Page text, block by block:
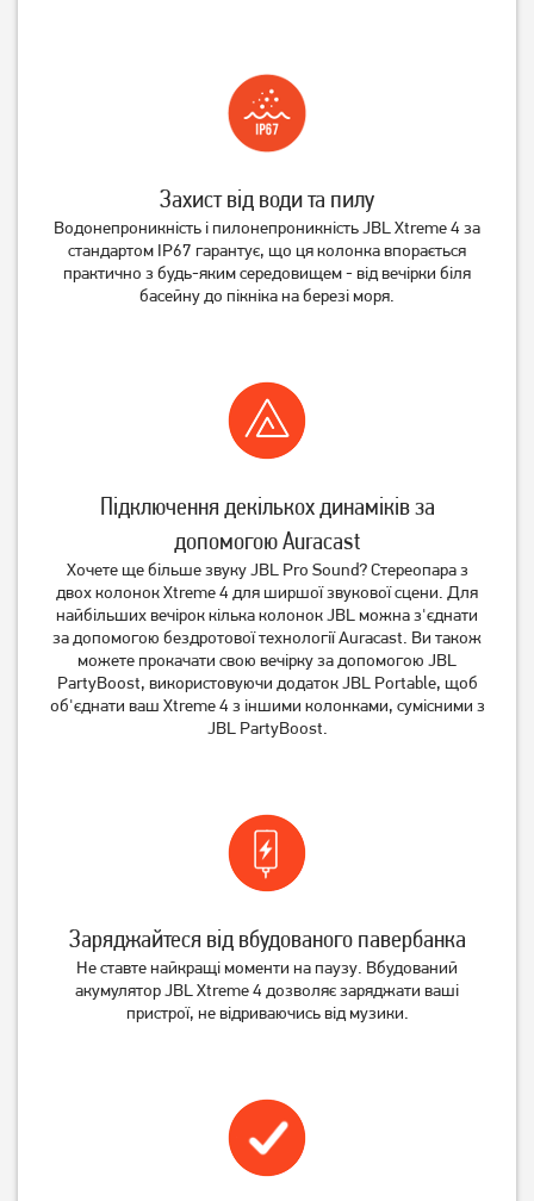
Захист від води та пилу
Водонепроникність і пилонепроникність JBL Xtreme 4 за
стандартом IP67 гарантує, що ця колонка впорається
практично з будь-яким середовищем - від вечірки біля
басейну до пікніка на березі моря.
Підключення декількох динаміків за
допомогою Auracast
Хочете ще більше звуку JBL Pro Sound? Стереопара з
двох колонок Xtreme 4 для ширшої звукової сцени. Для
найбільших вечірок кілька колонок JBL можна з'єднати
за допомогою бездротової технології Auracast. Ви також
можете прокачати свою вечірку за допомогою JBL
PartyBoost, використовуючи додаток JBL Portable, щоб
об'єднати ваш Xtreme 4 з іншими колонками, сумісними з
JBL PartyBoost.
Заряджайтеся від вбудованого павербанка
Не ставте найкращі моменти на паузу. Вбудований
акумулятор JBL Xtreme 4 дозволяє заряджати ваші
пристрої, не відриваючись від музики.